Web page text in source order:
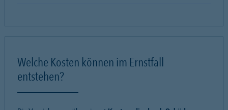
Welche Kosten können im Ernstfall
entstehen?